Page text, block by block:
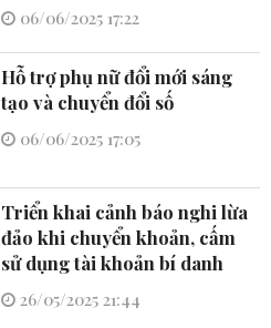
06/06/2025 17:22
Hỗ trợ phụ nữ đổi mới sáng
tạo và chuyển đổi số
06/06/2025 17:05
Triển khai cảnh báo nghi lừa
đảo khi chuyển khoản, cấm
sử dụng tài khoản bí danh
26/05/2025 21:44